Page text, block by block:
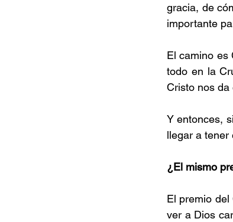
gracia, de
importante
El camino es
todo en la
Cristo nos da
Y entonces,
llegar a tener
¿El mismo
El premio
ver a Dios